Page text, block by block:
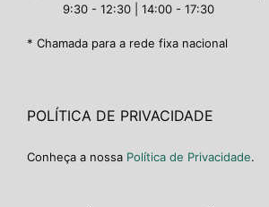
9:30 - 12:30 | 14:00 - 17:30
* Chamada para a rede fixa nacional
POLÍTICA DE PRIVACIDADE
Conheça a nossa Política de Privacidade.